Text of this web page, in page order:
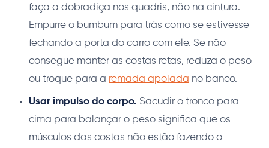
faça a dobradiça nos quadris, não na cintura.
Empurre o bumbum para trás como se estivesse
fechando a porta do carro com ele. Se não
consegue manter as costas retas, reduza o peso
ou troque para a remada apoiada no banco.
Usar impulso do corpo. Sacudir o tronco para
cima para balançar o peso significa que os
músculos das costas não estão fazendo o